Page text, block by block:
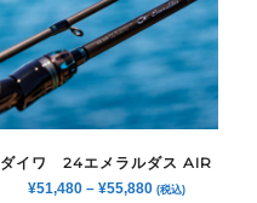
ダイワ 24エメラルダス AIR
¥51,480– ¥55,880 (税込)